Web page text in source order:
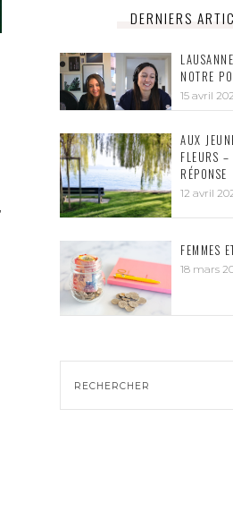
DERNIERS
NOTRE
15 avril
AUX
FLEURS –
RÉPONSE
12 avril
FEMMES
18 mars